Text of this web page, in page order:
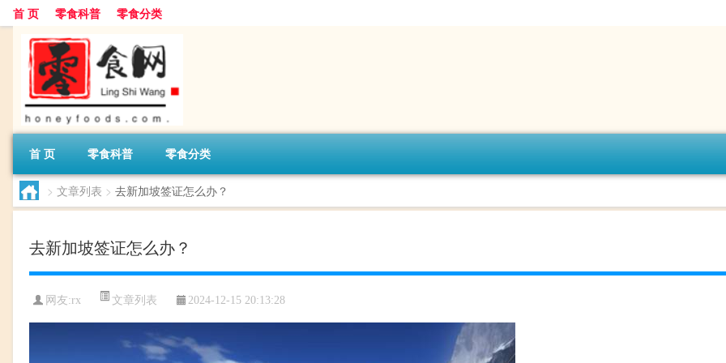
首 页 零食科普 零食分类
首 页 零食科普 零食分类
> 文章列表 > 去新加坡签证怎么办？
去新加坡签证怎么办？
网友:rx 文章列表 2024-12-15 20:13:28